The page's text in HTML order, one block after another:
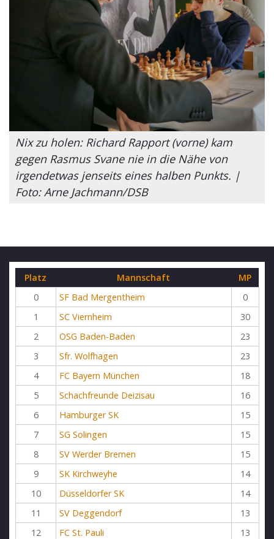
Nix zu holen: Richard Rapport (vorne) kam
gegen Rasmus Svane nie in die Nähe von
irgendetwas jenseits eines halben Punkts. |
Foto: Arne Jachmann/DSB
Platz Mannschaft
MP
0
SF Bad Mergentheim
0
1
SC Viernheim
30
2
OSG Baden-Baden
23
3
Sfr. Wolfhagen
23
4
FC Bayern München
18
5
Schachfreunde Deizisau
16
6
Hamburger SK
15
7
SG Solingen
15
8
SV Werder Bremen
15
9
SK Kirchweyhe
14
10
Düsseldorfer SK
14
11
SV Deggendorf
13
12
FC St. Pauli
13